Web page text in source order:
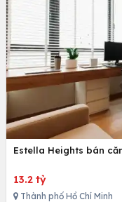
Estella Heights bán
13.2 tỷ
Thành phố Hồ Chí Minh